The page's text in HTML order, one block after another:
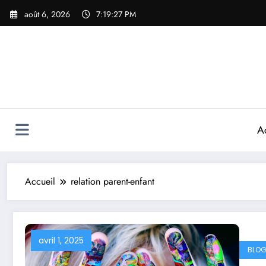
Aller
août 6, 2026 7:19:28 PM
Accueil relation parent-enfant
avril 1, 2025